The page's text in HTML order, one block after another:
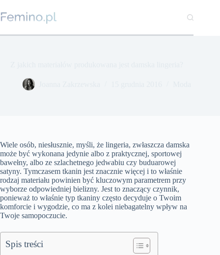
do
treści
Wiele osób, niesłusznie, myśli, że lingeria, zwłaszcza damska
może być wykonana jedynie albo z praktycznej, sportowej
bawełny, albo ze szlachetnego jedwabiu czy buduarowej
satyny. Tymczasem tkanin jest znacznie więcej i to właśnie
rodzaj materiału powinien być kluczowym parametrem przy
wyborze odpowiedniej bielizny. Jest to znaczący czynnik,
ponieważ to właśnie typ tkaniny często decyduje o Twoim
komforcie i wygodzie, co ma z kolei niebagatelny wpływ na
Twoje samopoczucie.
Spis treści